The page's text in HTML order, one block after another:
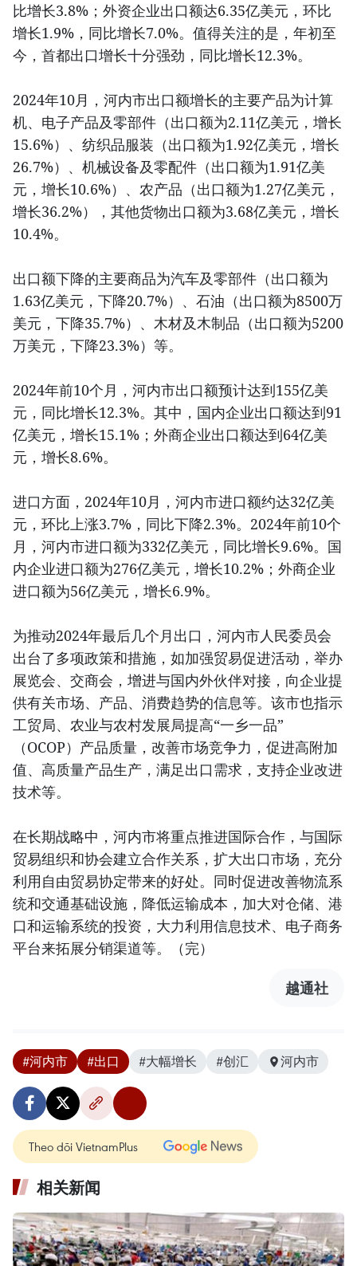
比增长3.8%；外资企业出口额达6.35亿美元，环比
增长1.9%，同比增长7.0%。值得关注的是，年初至
今，首都出口增长十分强劲，同比增长12.3%。
2024年10月，河内市出口额增长的主要产品为计算
机、电子产品及零部件（出口额为2.11亿美元，增长
15.6%）、纺织品服装（出口额为1.92亿美元，增长
26.7%）、机械设备及零配件（出口额为1.91亿美
元，增长10.6%）、农产品（出口额为1.27亿美元，
增长36.2%），其他货物出口额为3.68亿美元，增长
10.4%。
出口额下降的主要商品为汽车及零部件（出口额为
1.63亿美元，下降20.7%）、石油（出口额为8500万
美元，下降35.7%）、木材及木制品（出口额为5200
万美元，下降23.3%）等。
2024年前10个月，河内市出口额预计达到155亿美
元，同比增长12.3%。其中，国内企业出口额达到91
亿美元，增长15.1%；外商企业出口额达到64亿美
元，增长8.6%。
进口方面，2024年10月，河内市进口额约达32亿美
元，环比上涨3.7%，同比下降2.3%。2024年前10个
月，河内市进口额为332亿美元，同比增长9.6%。国
内企业进口额为276亿美元，增长10.2%；外商企业
进口额为56亿美元，增长6.9%。
为推动2024年最后几个月出口，河内市人民委员会
出台了多项政策和措施，如加强贸易促进活动，举办
展览会、交商会，增进与国内外伙伴对接，向企业提
供有关市场、产品、消费趋势的信息等。该市也指示
工贸局、农业与农村发展局提高“一乡一品”
（OCOP）产品质量，改善市场竞争力，促进高附加
值、高质量产品生产，满足出口需求，支持企业改进
技术等。
在长期战略中，河内市将重点推进国际合作，与国际
贸易组织和协会建立合作关系，扩大出口市场，充分
利用自由贸易协定带来的好处。同时促进改善物流系
统和交通基础设施，降低运输成本，加大对仓储、港
口和运输系统的投资，大力利用信息技术、电子商务
平台来拓展分销渠道等。（完）
越通社
#河内市 #出口 #大幅增长 #创汇 河内市
Theo dõi VietnamPlus
相关新闻